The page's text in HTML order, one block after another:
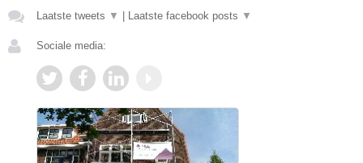
Laatste tweets ▼ Laatste facebook posts ▼
Sociale media: